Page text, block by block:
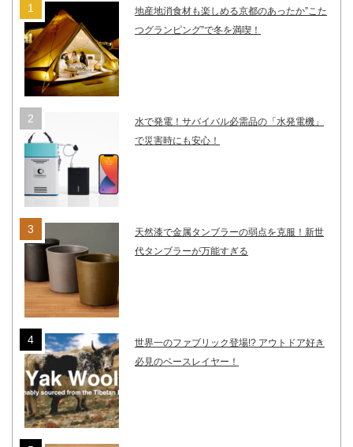
地産地消食材も楽しめる京都のあったか”こた
つグランピング”で冬を満喫！
水で発電！サバイバル必需品の「水発電機」
で災害時にも安心！
天然漆で金属タンブラーの弱点を克服！新世
代タンブラーが万能すぎる
世界一のファブリック登場!? アウトドア好き
必見のベースレイヤー！